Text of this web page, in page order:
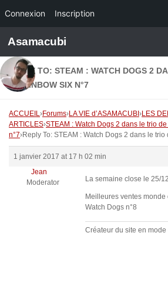
Connexion Inscription
Skip to content
Asamacubi
REPLY TO: STEAM : WATCH DOGS 2
:: RAINBOW SIX N°7
ACCUEIL›Forums›LA VIE d’ASAMACUBI ›LES
ARTICLES›STEAM : Watch Dogs 2 dans le trio
n°7›Reply To: STEAM : Watch Dogs 2 dans le
1 janvier 2017 at 17 h 02 min
Jean
Moderator
La semaine close le 25/12
Meilleures ventes monde
Watch Dogs n°8
Créateur du site en mode